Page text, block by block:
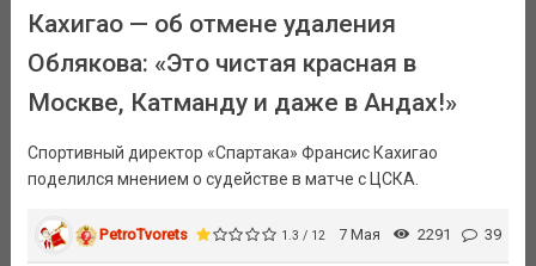
Кахигао — об отмене удаления
Облякова: «Это чистая красная в
Москве, Катманду и даже в Андах!»
Спортивный директор «Спартака» Франсис Кахигао
поделился мнением о судействе в матче с ЦСКА.
PetroTvorets 1.3 / 12 7 Мая 2291 39